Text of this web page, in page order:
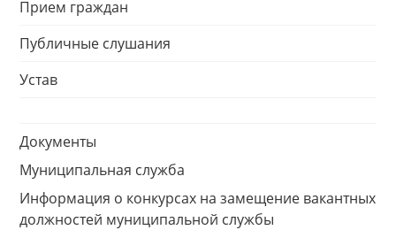
Прием граждан
Публичные слушания
Устав
Документы
Муниципальная служба
Информация о конкурсах на замещение вакантных
должностей муниципальной службы